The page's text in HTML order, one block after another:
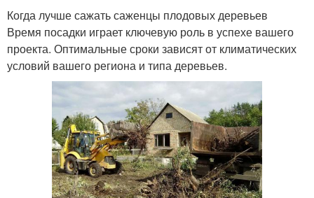
Когда лучше сажать саженцы плодовых деревьев
Время посадки играет ключевую роль в успехе вашего
проекта. Оптимальные сроки зависят от климатических
условий вашего региона и типа деревьев.